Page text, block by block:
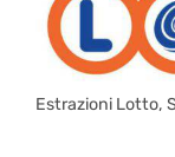
Estrazioni Lotto,